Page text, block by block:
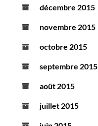
décembre 2015
novembre 2015
octobre 2015
septembre 2015
août 2015
juillet 2015